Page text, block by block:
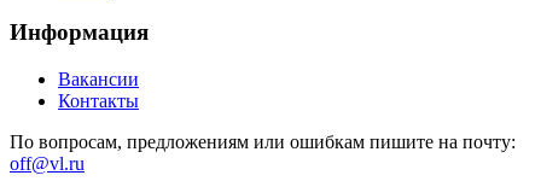
Информация
Вакансии
Контакты
По вопросам, предложениям или ошибкам пишите на почту:
off@vl.ru